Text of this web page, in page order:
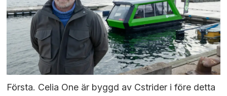
Första. Celia One är byggd av Cstrider i före detta